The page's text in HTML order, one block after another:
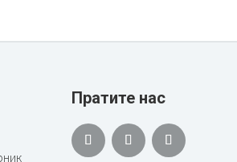
Пратите нас